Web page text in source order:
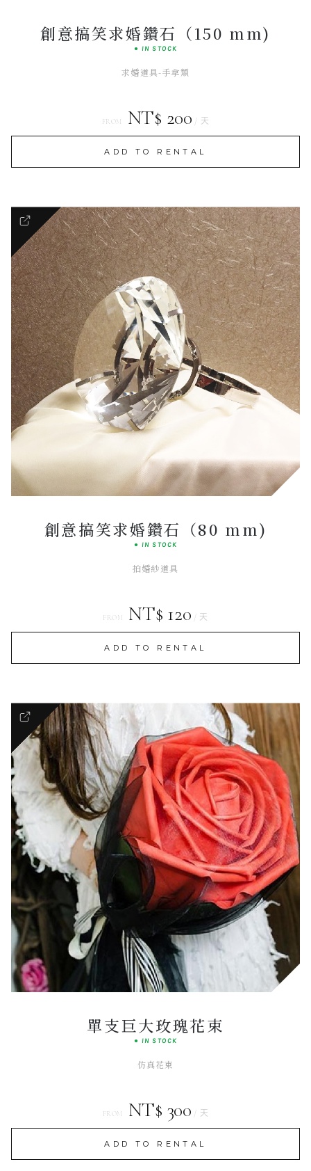
創意搞笑求婚鑽石（150 mm)
● IN STOCK
求婚道具-手拿類
FROM NT$ 200 / 天
ADD TO RENTAL
INTERACTIVE ART
創意搞笑求婚鑽石（80 mm)
● IN STOCK
拍婚紗道具
FROM NT$ 120 / 天
ADD TO RENTAL
Dreamy
ATELIER CHOICE
單支巨大玫瑰花束
● IN STOCK
仿真花束
FROM NT$ 300 / 天
ADD TO RENTAL